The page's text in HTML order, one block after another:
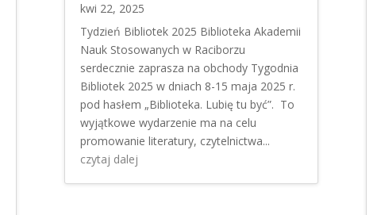
kwi 22, 2025
Tydzień Bibliotek 2025 Biblioteka Akademii
Nauk Stosowanych w Raciborzu
serdecznie zaprasza na obchody Tygodnia
Bibliotek 2025 w dniach 8-15 maja 2025 r.
pod hasłem „Biblioteka. Lubię tu być”. To
wyjątkowe wydarzenie ma na celu
promowanie literatury, czytelnictwa...
czytaj dalej